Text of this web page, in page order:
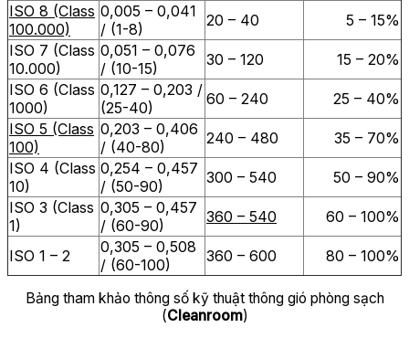
ISO 8 (Class
100.000)
0,005 – 0,041
/ (1-8)
20 – 40
5 – 15%
ISO 7 (Class
10.000)
0,051 – 0,076
/ (10-15)
30 – 120
15 – 20%
ISO 6 (Class
1000)
0,127 – 0,203 /
(25-40)
60 – 240
25 – 40%
ISO 5 (Class
100)
0,203 – 0,406
/ (40-80)
240 – 480
35 – 70%
ISO 4 (Class
10)
0,254 – 0,457
/ (50-90)
300 – 540
50 – 90%
ISO 3 (Class
1)
0,305 – 0,457
/ (60-90)
360 – 540 60 – 100%
ISO 1 – 2
0,305 – 0,508
/ (60-100)
360 – 600 80 – 100%
Bảng tham khảo thông số kỹ thuật thông gió phòng sạch
(Cleanroom)